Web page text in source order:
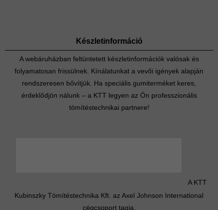
Készletinformáció
A webáruházban feltüntetett készletinformációk valósak és
folyamatosan frissülnek. Kínálatunkat a vevői igények alapján
rendszeresen bővítjük. Ha speciális gumiterméket keres,
érdeklődjön nálunk – a KTT legyen az Ön professzionális
tömítéstechnikai partnere!
A KTT
Kubinszky Tömítéstechnika Kft. az Axel Johnson International
cégcsoport tagja.